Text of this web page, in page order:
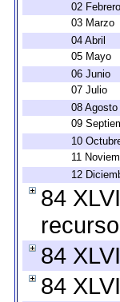
02 Febrero
03 Marzo
04 Abril
05 Mayo
06 Junio
07 Julio
08 Agosto
09
10
11
12
84
84
84